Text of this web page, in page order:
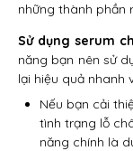
những thành phần
Sử dụng serum
năng bạn nên sử
lại hiệu quả nhanh
Nếu bạn cải
tình trạng lỗ
năng chính là